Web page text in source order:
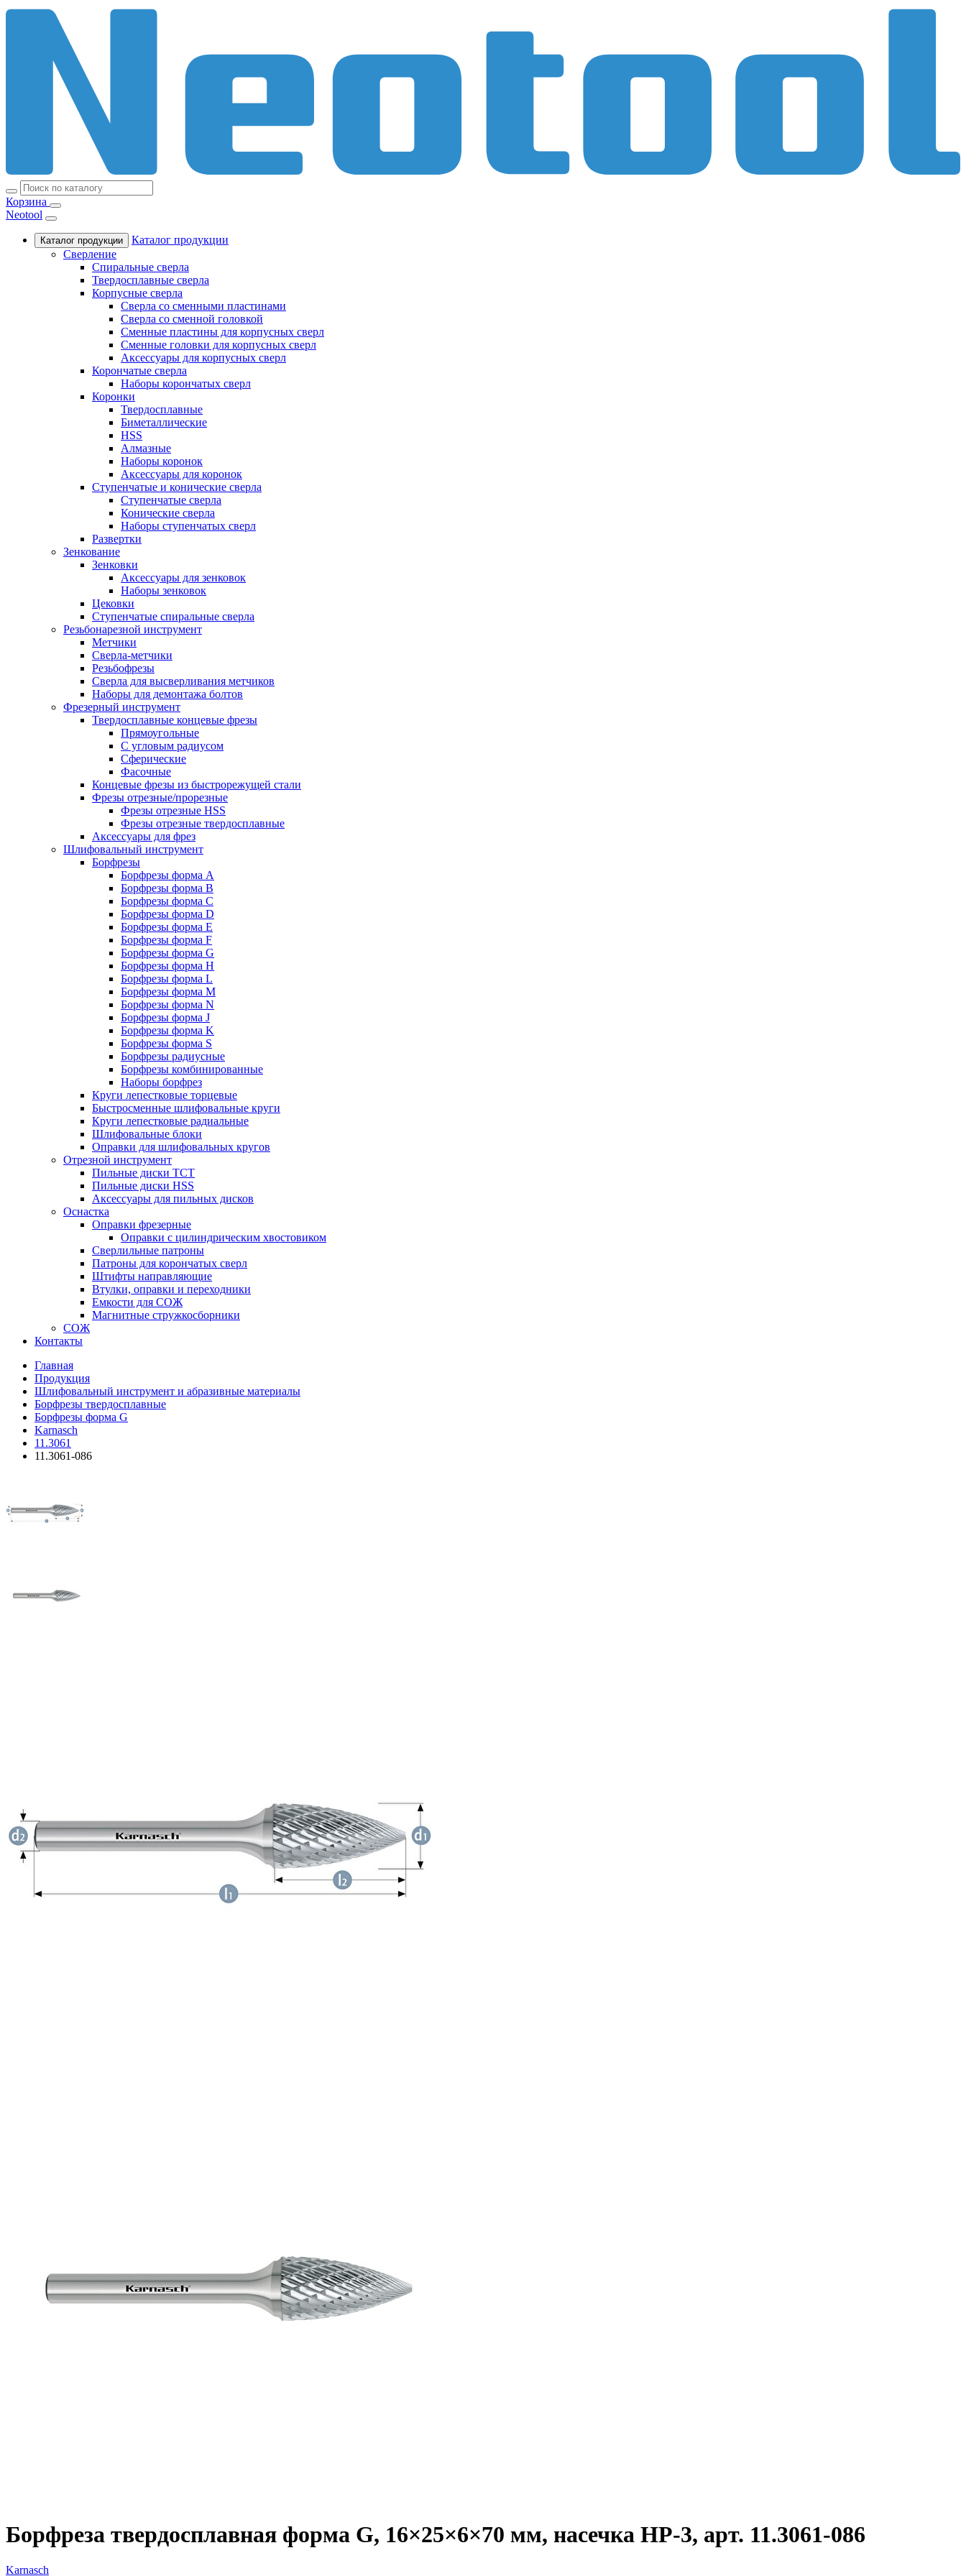
Корзина
Neotool
Каталог продукции
Каталог продукции
Сверление
Спиральные сверла
Твердосплавные сверла
Корпусные сверла
Сверла со сменными пластинами
Сверла со сменной головкой
Сменные пластины для корпусных сверл
Сменные головки для корпусных сверл
Аксессуары для корпусных сверл
Корончатые сверла
Наборы корончатых сверл
Коронки
Твердосплавные
Биметаллические
HSS
Алмазные
Наборы коронок
Аксессуары для коронок
Ступенчатые и конические сверла
Ступенчатые сверла
Конические сверла
Наборы ступенчатых сверл
Развертки
Зенкование
Зенковки
Аксессуары для зенковок
Наборы зенковок
Цековки
Ступенчатые спиральные сверла
Резьбонарезной инструмент
Метчики
Сверла-метчики
Резьбофрезы
Сверла для высверливания метчиков
Наборы для демонтажа болтов
Фрезерный инструмент
Твердосплавные концевые фрезы
Прямоугольные
С угловым радиусом
Сферические
Фасочные
Концевые фрезы из быстрорежущей стали
Фрезы отрезные/прорезные
Фрезы отрезные HSS
Фрезы отрезные твердосплавные
Аксессуары для фрез
Шлифовальный инструмент
Борфрезы
Борфрезы форма A
Борфрезы форма B
Борфрезы форма C
Борфрезы форма D
Борфрезы форма E
Борфрезы форма F
Борфрезы форма G
Борфрезы форма H
Борфрезы форма L
Борфрезы форма M
Борфрезы форма N
Борфрезы форма J
Борфрезы форма K
Борфрезы форма S
Борфрезы радиусные
Борфрезы комбинированные
Наборы борфрез
Круги лепестковые торцевые
Быстросменные шлифовальные круги
Круги лепестковые радиальные
Шлифовальные блоки
Оправки для шлифовальных кругов
Отрезной инструмент
Пильные диски ТСТ
Пильные диски HSS
Аксессуары для пильных дисков
Оснастка
Оправки фрезерные
Оправки с цилиндрическим хвостовиком
Сверлильные патроны
Патроны для корончатых сверл
Штифты направляющие
Втулки, оправки и переходники
Емкости для СОЖ
Магнитные стружкосборники
СОЖ
Контакты
Главная
Продукция
Шлифовальный инструмент и абразивные материалы
Борфрезы твердосплавные
Борфрезы форма G
Karnasch
11.3061
11.3061-086
Борфреза твердосплавная форма G, 16×25×6×70 мм, насечка HP-3, арт. 11.3061-086
Karnasch